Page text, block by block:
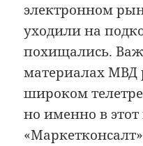
электронном
уходили на
похищались.
материалах МВД
широком
но именно в этот